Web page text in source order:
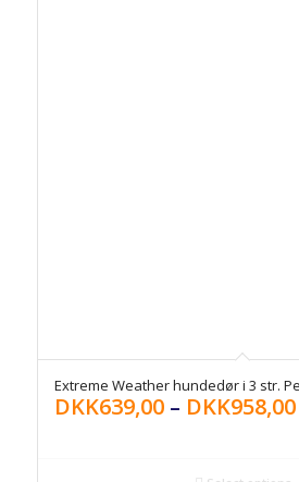
Extreme Weather hundedør i 3 str.
DKK639,00– DKK958,00